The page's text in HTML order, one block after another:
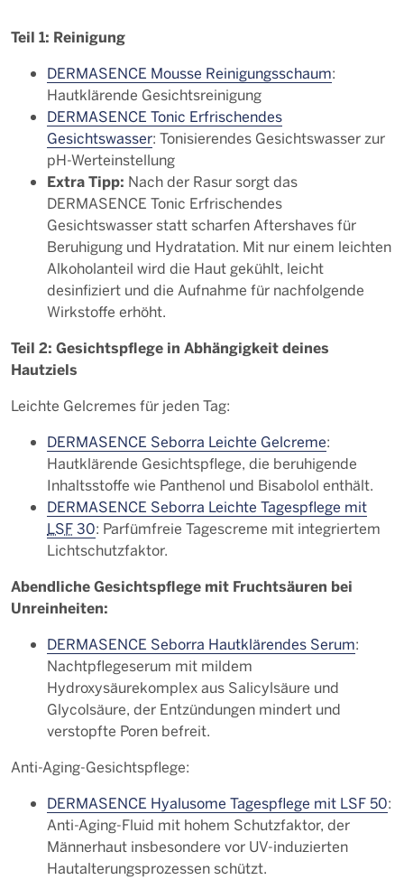
Teil 1: Reinigung
DERMASENCE Mousse Reinigungsschaum:
Hautklärende Gesichtsreinigung
DERMASENCE Tonic Erfrischendes
Gesichtswasser: Tonisierendes Gesichtswasser zur
pH-Werteinstellung
Extra Tipp: Nach der Rasur sorgt das
DERMASENCE Tonic Erfrischendes
Gesichtswasser statt scharfen Aftershaves für
Beruhigung und Hydratation. Mit nur einem leichten
Alkoholanteil wird die Haut gekühlt, leicht
desinfiziert und die Aufnahme für nachfolgende
Wirkstoffe erhöht.
Teil 2: Gesichtspflege in Abhängigkeit deines
Hautziels
Leichte Gelcremes für jeden Tag:
DERMASENCE Seborra Leichte Gelcreme:
Hautklärende Gesichtspflege, die beruhigende
Inhaltsstoffe wie Panthenol und Bisabolol enthält.
DERMASENCE Seborra Leichte Tagespflege mit
LSF30: Parfümfreie Tagescreme mit integriertem
Lichtschutzfaktor.
Abendliche Gesichtspflege mit Fruchtsäuren bei
Unreinheiten:
DERMASENCE Seborra Hautklärendes Serum:
Nachtpflegeserum mit mildem
Hydroxysäurekomplex aus Salicylsäure und
Glycolsäure, der Entzündungen mindert und
verstopfte Poren befreit.
Anti-Aging-Gesichtspflege:
DERMASENCE Hyalusome Tagespflege mit LSF 50:
Anti-Aging-Fluid mit hohem Schutzfaktor, der
Männerhaut insbesondere vor UV-induzierten
Hautalterungsprozessen schützt.